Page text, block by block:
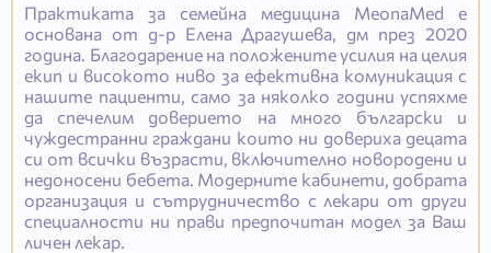
Практиката за семейна медицина MeonaMed е
основана от д-р Елена Драгушева, дм през 2020
година. Благодарение на положените усилия на целия
екип и високото ниво за ефективна комуникация с
нашите пациенти, само за няколко години успяхме
да спечелим доверието на много български и
чуждестранни граждани които ни довериха децата
си от всички възрасти, включително новородени и
недоносени бебета. Модерните кабинети, добрата
организация и сътрудничество с лекари от други
специалности ни прави предпочитан модел за Ваш
личен лекар.